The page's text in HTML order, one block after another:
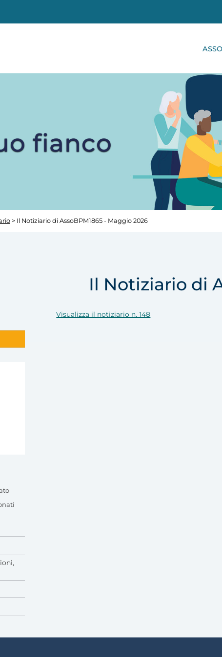
fianco
> Il Notiziario di AssoBPM1865 - Maggio 2026
Il Notiziario di
Visualizza il notiziario n. 148